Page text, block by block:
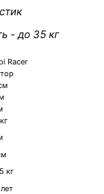
- до 35 кг
Racer
кг